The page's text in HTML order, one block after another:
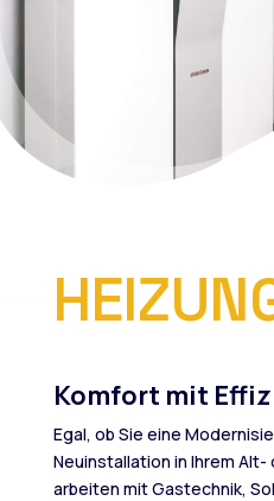
Komfort mit
Egal, ob Sie eine
Neuinstallation in Ihrem Alt-
arbeiten mit Gastechnik,